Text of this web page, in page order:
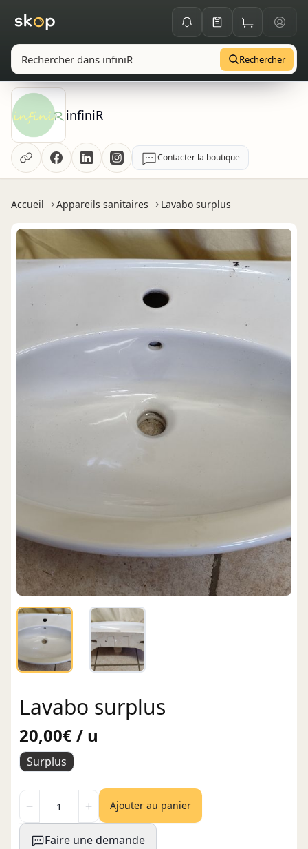
Rechercher
infiniR
Contacter la boutique
Accueil Appareils sanitaires Lavabo surplus
Lavabo surplus
20,00€ / u
Surplus
Ajouter au panier
Faire une demande